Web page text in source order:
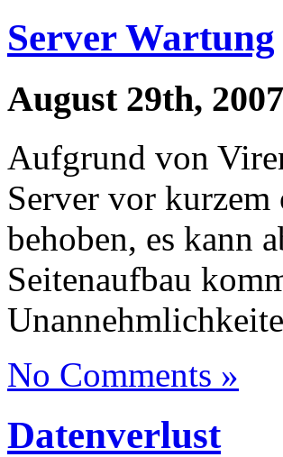
Server Wartung
August 29th, 2007
Aufgrund von
Server vor
behoben, es kann
Seitenaufbau
No Comments »
Datenverlust